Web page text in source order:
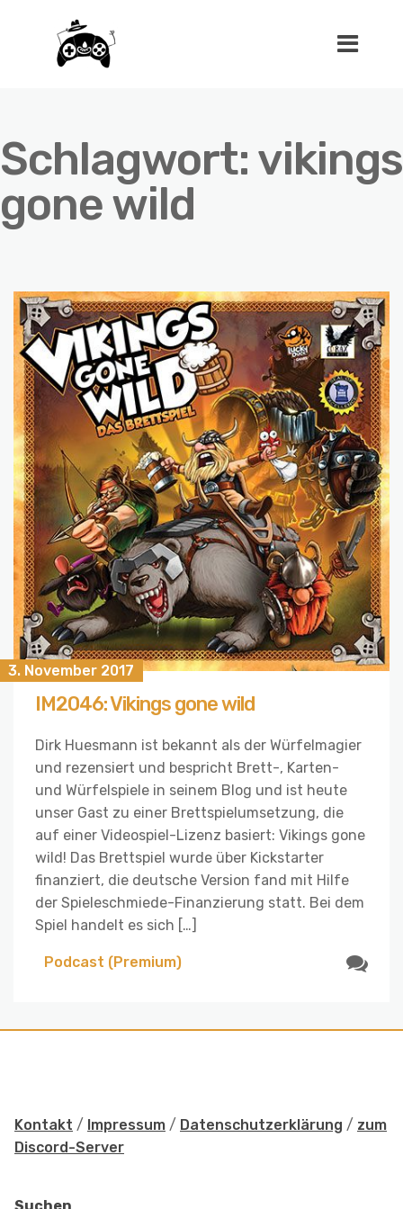
Schlagwort: vikings
gone wild
3. November 2017
IM2046: Vikings gone wild
Dirk Huesmann ist bekannt als der Würfelmagier
und rezensiert und bespricht Brett-, Karten-
und Würfelspiele in seinem Blog und ist heute
unser Gast zu einer Brettspielumsetzung, die
auf einer Videospiel-Lizenz basiert: Vikings gone
wild! Das Brettspiel wurde über Kickstarter
finanziert, die deutsche Version fand mit Hilfe
der Spieleschmiede-Finanzierung statt. Bei dem
Spiel handelt es sich […]
Podcast (Premium)
Kontakt / Impressum / Datenschutzerklärung / zum
Discord-Server